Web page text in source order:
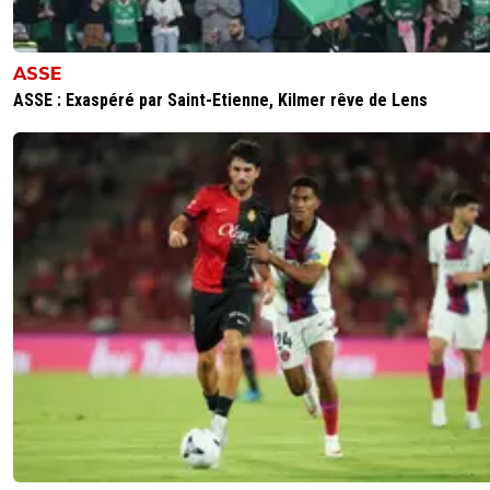
poser des questions....
0+ Répondre
rihat-asm-rouge-et-blanc
Ils font avec les moyens du bord non ? ^^
Répondre
fanou-gastonek 26 juillet 2018 à 7:29 +0
Bel humour mais tu vois le recrutement de reims
notamment ... caen fait peur ...
0 + Répondre
25 juillet 2018 à 21:58 +
Gilles Favard n'a qu'à démontrer son savoir faire en
SMC. Après, il mettra en œuvre ses grandes
ASSE
ASSE : Exaspéré par Saint-Etienne, Kilmer rêve de Lens